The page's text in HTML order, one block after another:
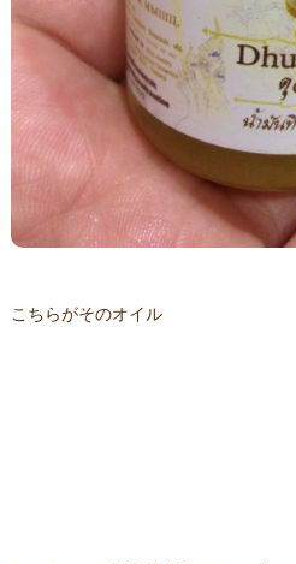
こちらがそのオイル